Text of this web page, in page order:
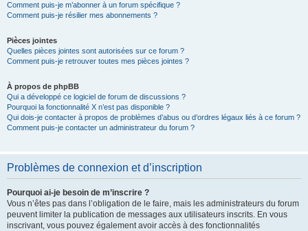
Comment puis-je m’abonner à un forum spécifique ?
Comment puis-je résilier mes abonnements ?
Pièces jointes
Quelles pièces jointes sont autorisées sur ce forum ?
Comment puis-je retrouver toutes mes pièces jointes ?
À propos de phpBB
Qui a développé ce logiciel de forum de discussions ?
Pourquoi la fonctionnalité X n’est pas disponible ?
Qui dois-je contacter à propos de problèmes d’abus ou d’ordres légaux liés à ce forum ?
Comment puis-je contacter un administrateur du forum ?
Problèmes de connexion et d’inscription
Pourquoi ai-je besoin de m’inscrire ?
Vous n’êtes pas dans l’obligation de le faire, mais les administrateurs du forum
peuvent limiter la publication de messages aux utilisateurs inscrits. En vous
inscrivant, vous pouvez également avoir accès à des fonctionnalités